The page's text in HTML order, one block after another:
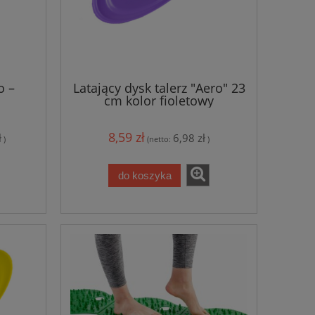
–
)
Latający dysk talerz "Aero" 23
cm kolor fioletowy
8,59 zł (netto: 6,98 zł )
do koszyka